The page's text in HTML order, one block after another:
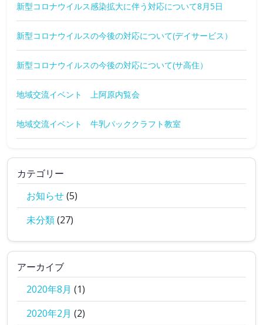
新型コロナウイルス感染拡大に伴う対応について8月5日
新型コロナウイルスの今後の対応について(デイサービス）
新型コロナウイルスの今後の対応について(サ高住）
地域交流イベント 上阿原内覧会
地域交流イベント 牛乳パッククラフト教室
カテゴリー
お知らせ(5)
未分類(27)
アーカイブ
2020年8月 (1)
2020年2月 (2)